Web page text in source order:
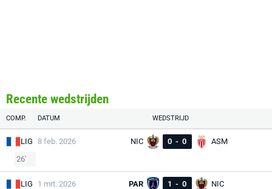
Recente wedstrijden
COMP. DATUM WEDSTRIJD
LIG 8 feb. 2026 NIC 0 - 0
ASM
26'
LIG 1 mrt. 2026 PAR 1 - 0
NIC